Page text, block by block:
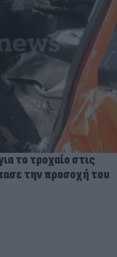
το τροχαίο στις
την προσοχή του